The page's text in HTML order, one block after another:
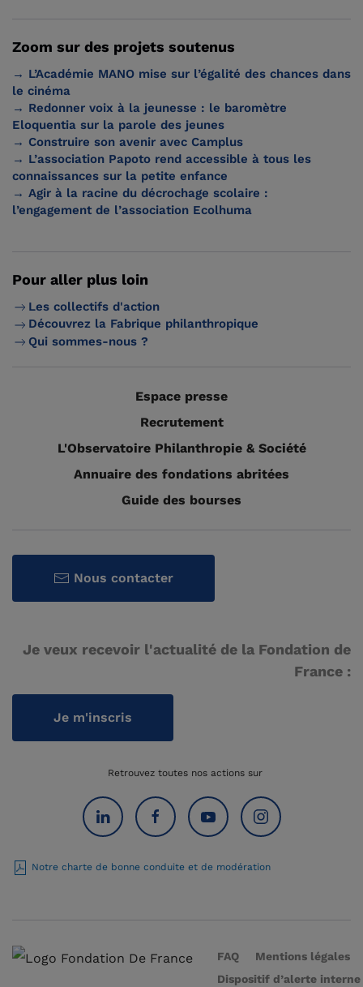
Zoom sur des projets soutenus
→ L’Académie MANO mise sur l’égalité des chances dans
le cinéma
→ Redonner voix à la jeunesse : le baromètre
Eloquentia sur la parole des jeunes
→ Construire son avenir avec Camplus
→ L’association Papoto rend accessible à tous les
connaissances sur la petite enfance
→ Agir à la racine du décrochage scolaire :
l’engagement de l’association Ecolhuma
Pour aller plus loin
Les collectifs d'action
Découvrez la Fabrique philanthropique
Qui sommes-nous ?
Espace presse
Recrutement
L'Observatoire Philanthropie & Société
Annuaire des fondations abritées
Guide des bourses
Nous contacter
Je veux recevoir l'actualité de la Fondation de
France :
Je m'inscris
Retrouvez toutes nos actions sur
Notre charte de bonne conduite et de modération
FAQ
Mentions légales
Dispositif d’alerte interne